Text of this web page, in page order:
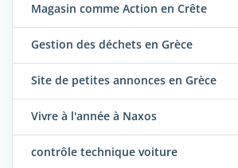
Magasin comme Action en Crête
Gestion des déchets en Grèce
Site de petites annonces en Grèce
Vivre à l'année à Naxos
contrôle technique voiture